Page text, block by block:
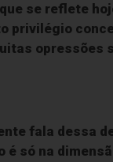
se reflete
privilégio
opressões
fala dessa
é só na